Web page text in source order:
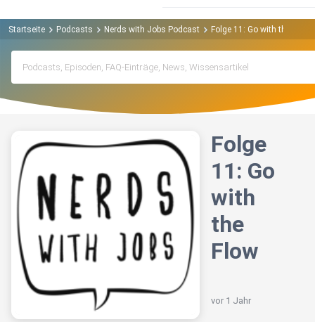
Startseite Podcasts Nerds with Jobs Podcast Folge 11: Go with the Flow
Folge
11: Go
with
the
Flow
vor 1 Jahr